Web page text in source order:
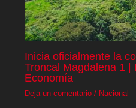
Inicia oficialmente la
Troncal Magdalena 1 |
Economía
Deja un comentario / Nacional